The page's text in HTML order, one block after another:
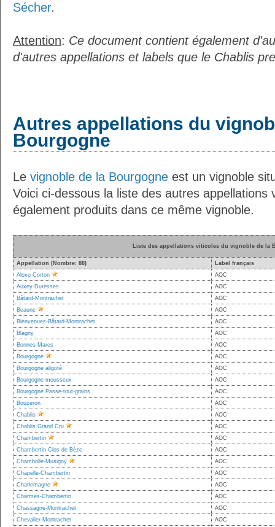
Sécher.
Attention: Ce document contient également
d'autres appellations et labels que le Chablis
Autres appellations du
Bourgogne
Le vignoble de la Bourgogne est un vignoble
Voici ci-dessous la liste des autres appellations
également produits dans ce même vignoble.
Liste des appellations viticoles du vignoble de la
Appellation (Nombre: 88)
Label français
Aloxe-Corton
AOC
Auxey-Duresses
AOC
Bâtard-Montrachet
AOC
Beaune
AOC
Bienvenues-Bâtard-Montrachet
AOC
Blagny
AOC
Bonnes-Mares
AOC
Bourgogne
AOC
Bourgogne aligoté
AOC
Bourgogne mousseux
AOC
Bourgogne Passe-tout-grains
AOC
Bouzeron
AOC
Chablis
AOC
Chablis Grand Cru
AOC
Chambertin
AOC
Chambertin-Clos de Bèze
AOC
Chambolle-Musigny
AOC
Chapelle-Chambertin
AOC
Charlemagne
AOC
Charmes-Chambertin
AOC
Chassagne-Montrachet
AOC
Chevalier-Montrachet
AOC